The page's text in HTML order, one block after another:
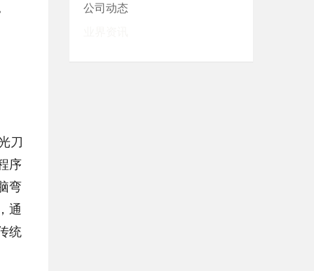
刀
序
弯
通
统
公司动态